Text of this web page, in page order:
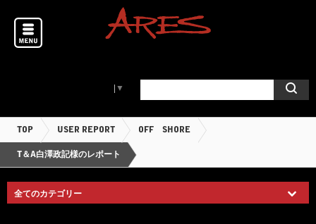
▼
TOP USER REPORT OFF SHORE
T＆A白澤政記様のレポート